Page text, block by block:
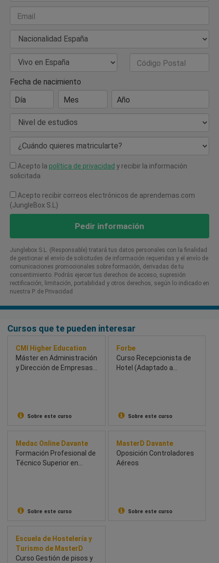
Email
Nacionalidad
País de Residencia
Código Postal
Fecha de nacimiento
Día
Mes Año
Nivel de estudios
¿Cuándo quieres matricularte?
Acepto la política de privacidad y recibir la información
solicitada
Acepto recibir correos electrónicos de aprendemas.com
(JungleBox S.L)
Pedir información
Junglebox S.L. (Responsable) tratará tus datos personales con la finalidad
de gestionar el envío de solicitudes de información requeridas y el envío de
comunicaciones promocionales sobre formación, derivadas de tu
consentimiento. Podrás ejercer tus derechos de acceso, supresión
rectificación, limitación, portabilidad y otros derechos, según lo indicado en
nuestra P. de Privacidad​
Cursos que te pueden interesar
CMI Higher Education
Máster en Administración
y Dirección de Empresas
Sobre este curso
Forbe
Curso Recepcionista de
Hotel (Adaptado a
Sobre este curso
Medac Online Davante
Formación Profesional de
Técnico Superior en
Sobre este curso
MasterD Davante
Oposición Controladores
Aéreos
Sobre este curso
Escuela de Hostelería y
Turismo de MasterD
Curso Gestión de pisos y